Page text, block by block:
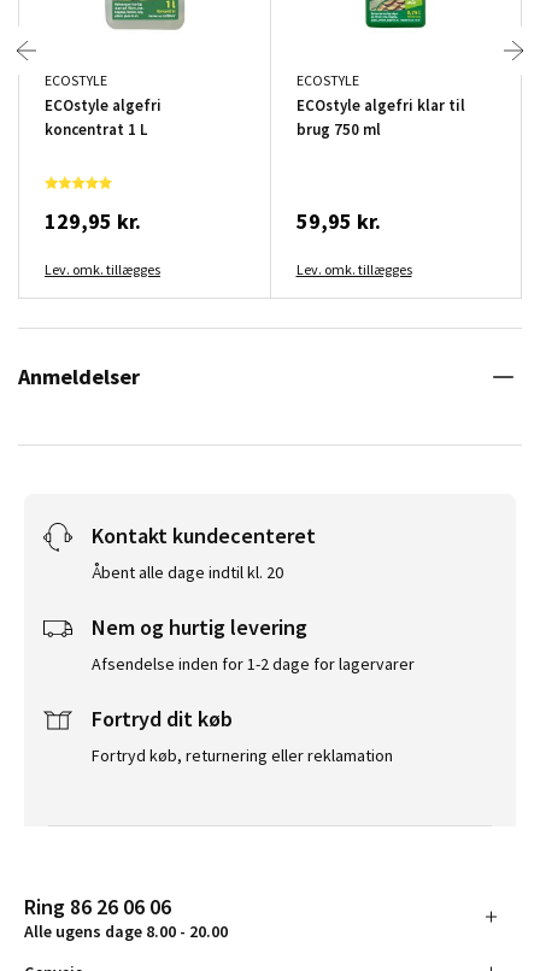
ECOSTYLE
ECOstyle algefri
koncentrat 1 L
129,95 kr.
Lev. omk. tillægges
ECOSTYLE
ECOstyle algefri klar til
brug 750 ml
59,95 kr.
Lev. omk. tillægges
Anmeldelser
Kontakt kundecenteret
Åbent alle dage indtil kl. 20
Nem og hurtig levering
Afsendelse inden for 1-2 dage for lagervarer
Fortryd dit køb
Fortryd køb, returnering eller reklamation
Ring 86 26 06 06
Alle ugens dage 8.00 - 20.00